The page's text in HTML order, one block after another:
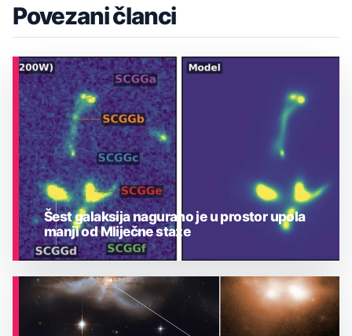
Povezani članci
ASTRONOMIJA
Šest galaksija nagurano je u prostor upola
manji od Mliječne staze